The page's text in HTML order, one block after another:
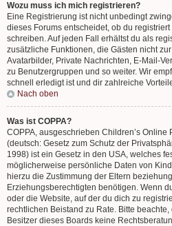
Wozu muss ich mich registrieren?
Eine Registrierung ist nicht unbedingt
dieses Forums entscheidet, ob du
schreiben. Auf jeden Fall erhältst du als
zusätzliche Funktionen, die Gästen nicht
Avatarbilder, Private Nachrichten, E-Mail-
zu Benutzergruppen und so weiter. Wir
schnell erledigt ist und dir zahlreiche
Nach oben
Was ist COPPA?
COPPA, ausgeschrieben Children’s Online
(deutsch: Gesetz zum Schutz der
1998) ist ein Gesetz in den USA, welches
möglicherweise persönliche Daten von
hierzu die Zustimmung der Eltern
Erziehungsberechtigten benötigen. Wenn
oder die Website, auf der du dich zu
rechtlichen Beistand zu Rate. Bitte
Besitzer dieses Boards keine